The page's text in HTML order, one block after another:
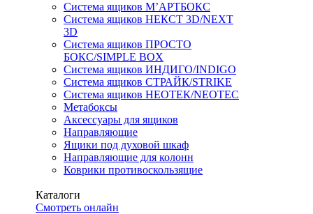
Система ящиков М’АРТБОКС
Система ящиков НЕКСТ 3D/NEXT
3D
Система ящиков ПРОСТО
БОКС/SIMPLE BOX
Система ящиков ИНДИГО/INDIGO
Система ящиков СТРАЙК/STRIKE
Система ящиков НЕОТЕК/NEOTEC
Метабоксы
Аксессуары для ящиков
Направляющие
Ящики под духовой шкаф
Направляющие для колонн
Коврики противоскользящие
Каталоги
Смотреть онлайн